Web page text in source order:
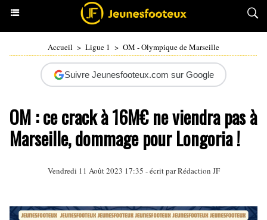
Accueil > Ligue 1 > OM - Olympique de Marseille
Suivre Jeunesfooteux.com sur Google
OM : ce crack à 16M€ ne viendra pas à
Marseille, dommage pour Longoria !
Vendredi 11 Août 2023 17:35 - écrit par Rédaction JF